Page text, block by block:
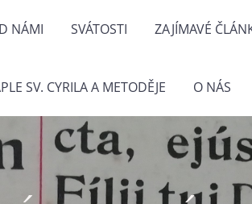
NÁMI SVÁTOSTI ZAJÍMAVÉ
SV. CYRILA A METODĚJE O NÁS